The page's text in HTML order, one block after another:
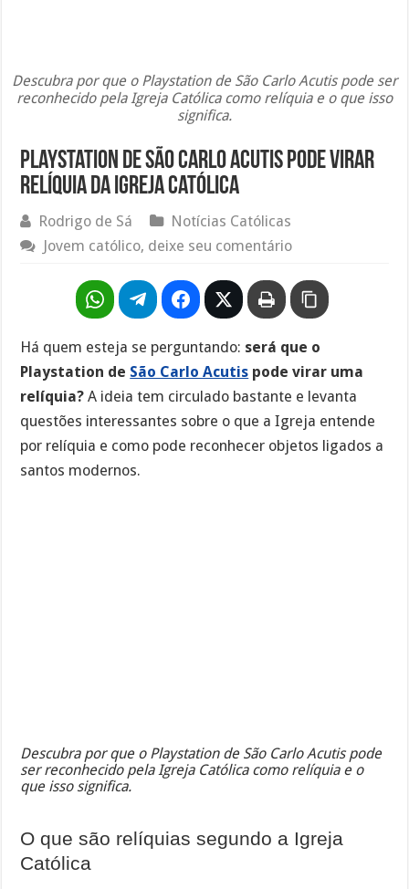
Descubra por que o Playstation de São Carlo Acutis pode ser
reconhecido pela Igreja Católica como relíquia e o que isso
significa.
Playstation de São Carlo Acutis pode virar
relíquia da Igreja Católica
Rodrigo de Sá
Notícias Católicas
Jovem católico, deixe seu comentário
Há quem esteja se perguntando: será que o
Playstation de São Carlo Acutis pode virar uma
relíquia? A ideia tem circulado bastante e levanta
questões interessantes sobre o que a Igreja entende
por relíquia e como pode reconhecer objetos ligados a
santos modernos.
Descubra por que o Playstation de São Carlo Acutis pode
ser reconhecido pela Igreja Católica como relíquia e o
que isso significa.
O que são relíquias segundo a Igreja
Católica